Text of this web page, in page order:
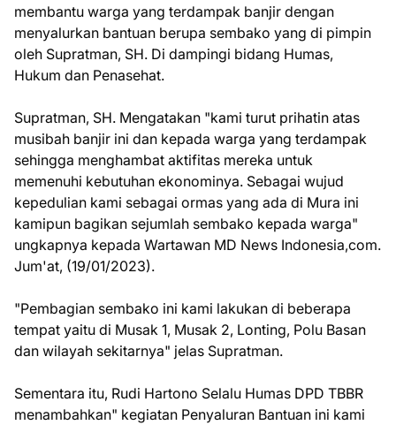
membantu warga yang terdampak banjir dengan
menyalurkan bantuan berupa sembako yang di pimpin
oleh Supratman, SH. Di dampingi bidang Humas,
Hukum dan Penasehat.
Supratman, SH. Mengatakan "kami turut prihatin atas
musibah banjir ini dan kepada warga yang terdampak
sehingga menghambat aktifitas mereka untuk
memenuhi kebutuhan ekonominya. Sebagai wujud
kepedulian kami sebagai ormas yang ada di Mura ini
kamipun bagikan sejumlah sembako kepada warga"
ungkapnya kepada Wartawan MD News Indonesia,com.
Jum'at, (19/01/2023).
"Pembagian sembako ini kami lakukan di beberapa
tempat yaitu di Musak 1, Musak 2, Lonting, Polu Basan
dan wilayah sekitarnya" jelas Supratman.
Sementara itu, Rudi Hartono Selalu Humas DPD TBBR
menambahkan" kegiatan Penyaluran Bantuan ini kami